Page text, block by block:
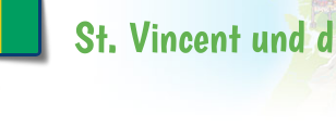
St. Vincent und